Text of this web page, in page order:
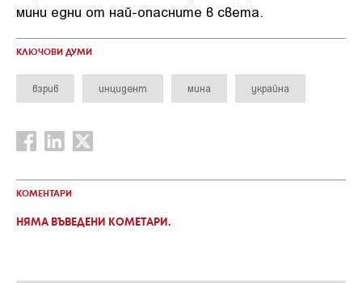
мини едни от най-опасните в света.
КЛЮЧОВИ ДУМИ
взрив инцидент мина украйна
КОМЕНТАРИ
НЯМА ВЪВЕДЕНИ КОМЕТАРИ.